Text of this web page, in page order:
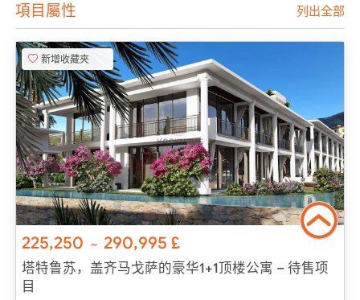
項目屬性 列出全部
新增收藏夾
225,250 ~ 290,995 £
塔特鲁苏，盖齐马戈萨的豪华1+1顶楼公寓 – 待售项
目